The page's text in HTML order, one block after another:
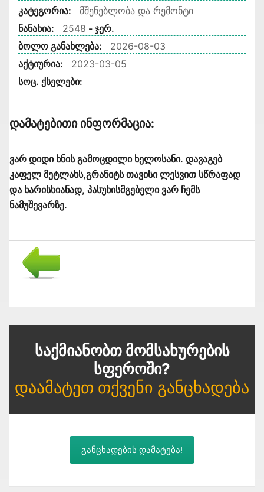
კატეგორია:
მშენებლობა და რემონტი
ნანახია:
2548 - ჯერ.
ბოლო განახლება:
2026-08-03
აქტიურია:
2023-03-05
სოც. ქსელები:
Დამატებითი Ინფორმაცია:
ვარ დიდი ხნის გამოცდილი ხელოსანი. დავაგებ
კაფელ მეტლახს,გრანიტს თავისი ლესვით სწრაფად
და ხარისხიანად, პასუხისმგებელი ვარ ჩემს
ნამუშევარზე.
Საქმიანობთ Მომსახურების
Სფეროში?
Დაამატეთ Თქვენი Განცხადება
განცხადების დამატება!